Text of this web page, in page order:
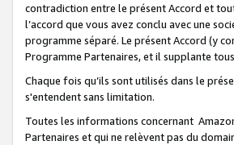
contradiction entre le présent Accord et
l’accord que vous avez conclu avec une
programme séparé. Le présent Accord (y
Programme Partenaires, et il supplante
Chaque fois qu’ils sont utilisés dans le
s'entendent sans limitation.
Toutes les informations concernant
Partenaires et qui ne relèvent pas du